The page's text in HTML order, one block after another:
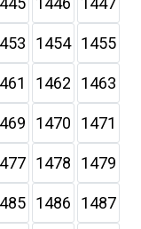
1454 1455
1462 1463
1470 1471
1478 1479
1486 1487